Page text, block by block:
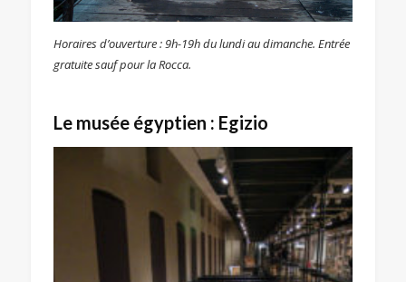
Horaires d’ouverture : 9h-19h du lundi au dimanche. Entrée
gratuite sauf pour la Rocca.
Le musée égyptien : Egizio